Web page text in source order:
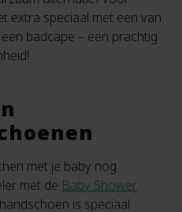
extra speciaal met een van
badcape – een prachtig
met je baby nog
met de Baby Shower
is speciaal